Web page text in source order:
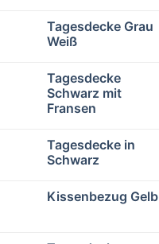
Tagesdecke Grau
Weiß
Tagesdecke
Schwarz mit
Fransen
Tagesdecke in
Schwarz
Kissenbezug Gelb